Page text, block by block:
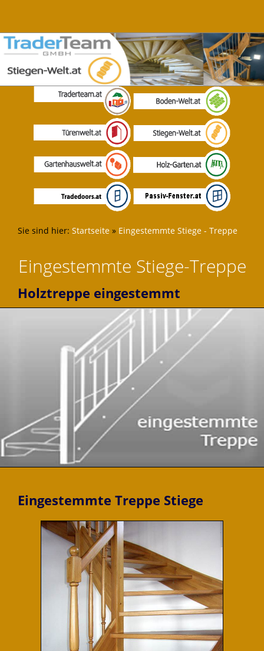
Sie sind hier: Startseite » Eingestemmte Stiege - Treppe
Eingestemmte Stiege-Treppe
Holztreppe eingestemmt
Eingestemmte Treppe Stiege